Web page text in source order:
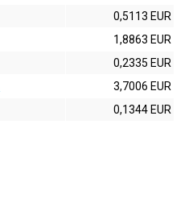
0,5113 EUR
1,8863 EUR
0,2335 EUR
3,7006 EUR
0,1344 EUR